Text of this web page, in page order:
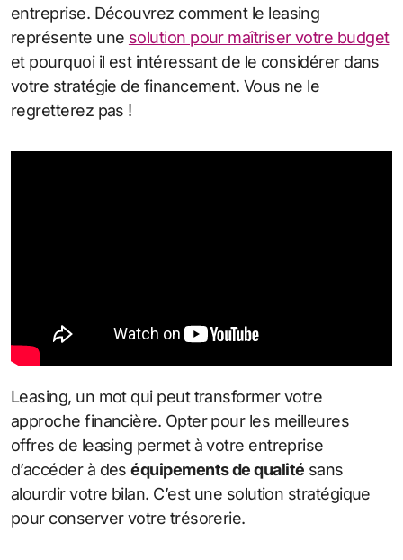
entreprise. Découvrez comment le leasing
représente une solution pour maîtriser votre budget
et pourquoi il est intéressant de le considérer dans
votre stratégie de financement. Vous ne le
regretterez pas !
Leasing, un mot qui peut transformer votre
approche financière. Opter pour les meilleures
offres de leasing permet à votre entreprise
d’accéder à deséquipements de qualité sans
alourdir votre bilan. C’est une solution stratégique
pour conserver votre trésorerie.